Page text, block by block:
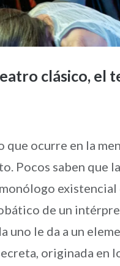
clásico, el
que ocurre en la
Pocos saben que
de un
uno le da a un
originada en